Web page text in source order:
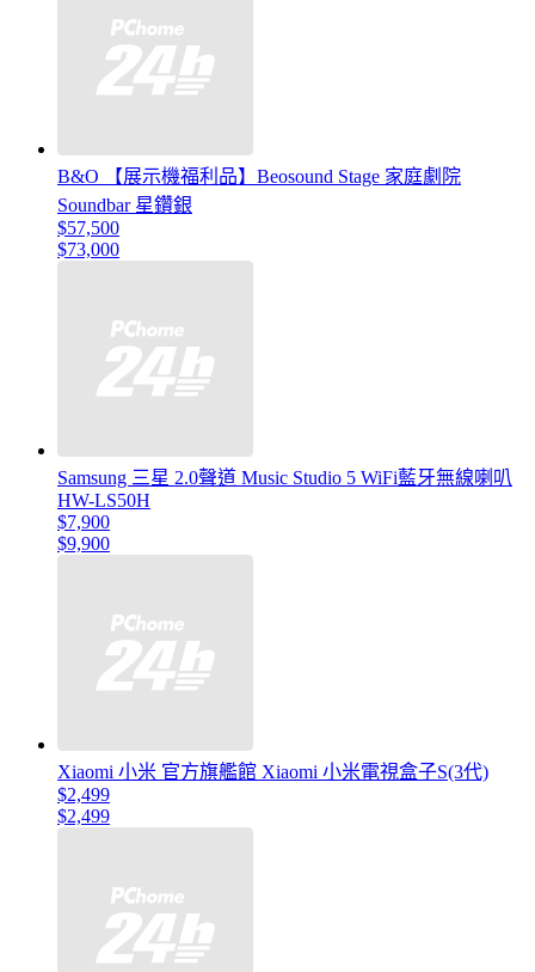
B&O 【展示機福利品】Beosound Stage 家庭劇院
Soundbar 星鑽銀
$57,500
$73,000
Samsung 三星 2.0聲道 Music Studio 5 WiFi藍牙無線喇叭
HW-LS50H
$7,900
$9,900
Xiaomi 小米 官方旗艦館 Xiaomi 小米電視盒子S(3代)
$2,499
$2,499